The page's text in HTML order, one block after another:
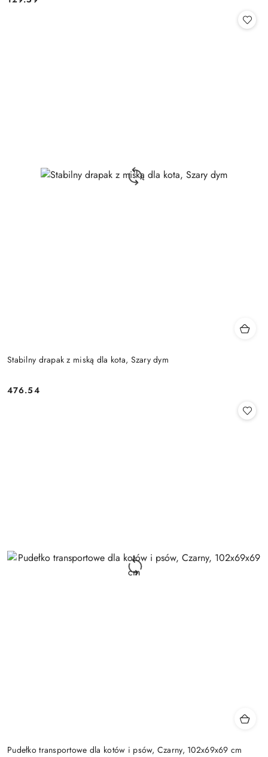
Cena:
Stabilny drapak z miską dla kota, Szary dym
Cena:
476.54
Pudełko transportowe dla kotów i psów, Czarny, 102x69x69 cm